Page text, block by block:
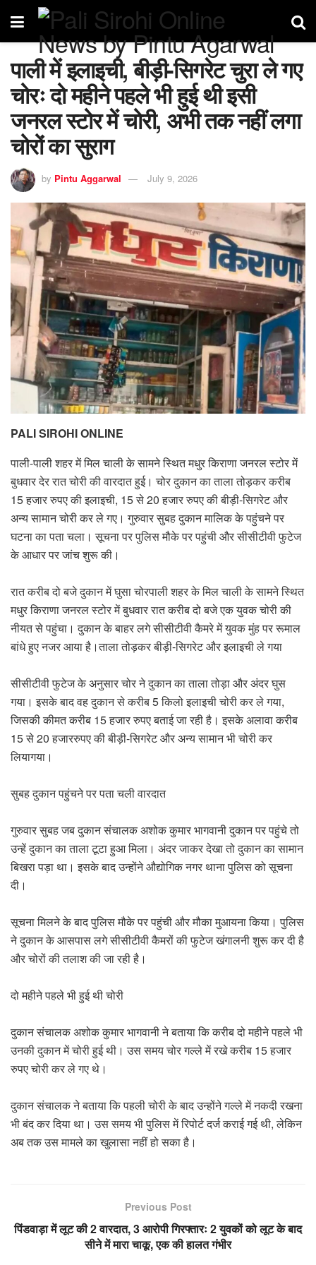
पाली में इलाइची, बीड़ी-सिगरेट चुरा ले गए
चोरः दो महीने पहले भी हुई थी इसी
जनरल स्टोर में चोरी, अभी तक नहीं लगा
चोरों का सुराग
by Pintu Aggarwal July 9, 2026
PALI SIROHI ONLINE
पाली-पाली शहर में मिल चाली के सामने स्थित मधुर किराणा जनरल स्टोर में
बुधवार देर रात चोरी की वारदात हुई। चोर दुकान का ताला तोड़कर करीब
15 हजार रुपए की इलाइची, 15 से 20 हजार रुपए की बीड़ी-सिगरेट और
अन्य सामान चोरी कर ले गए। गुरुवार सुबह दुकान मालिक के पहुंचने पर
घटना का पता चला। सूचना पर पुलिस मौके पर पहुंची और सीसीटीवी फुटेज
के आधार पर जांच शुरू की।
रात करीब दो बजे दुकान में घुसा चोरपाली शहर के मिल चाली के सामने स्थित
मधुर किराणा जनरल स्टोर में बुधवार रात करीब दो बजे एक युवक चोरी की
नीयत से पहुंचा। दुकान के बाहर लगे सीसीटीवी कैमरे में युवक मुंह पर रूमाल
बांधे हुए नजर आया है।ताला तोड़कर बीड़ी-सिगरेट और इलाइची ले गया
सीसीटीवी फुटेज के अनुसार चोर ने दुकान का ताला तोड़ा और अंदर घुस
गया। इसके बाद वह दुकान से करीब 5 किलो इलाइची चोरी कर ले गया,
जिसकी कीमत करीब 15 हजार रुपए बताई जा रही है। इसके अलावा करीब
15 से 20 हजाररुपए की बीड़ी-सिगरेट और अन्य सामान भी चोरी कर
लियागया।
सुबह दुकान पहुंचने पर पता चली वारदात
गुरुवार सुबह जब दुकान संचालक अशोक कुमार भागवानी दुकान पर पहुंचे तो
उन्हें दुकान का ताला टूटा हुआ मिला। अंदर जाकर देखा तो दुकान का सामान
बिखरा पड़ा था। इसके बाद उन्होंने औद्योगिक नगर थाना पुलिस को सूचना
दी।
सूचना मिलने के बाद पुलिस मौके पर पहुंची और मौका मुआयना किया। पुलिस
ने दुकान के आसपास लगे सीसीटीवी कैमरों की फुटेज खंगालनी शुरू कर दी है
और चोरों की तलाश की जा रही है।
दो महीने पहले भी हुई थी चोरी
दुकान संचालक अशोक कुमार भागवानी ने बताया कि करीब दो महीने पहले भी
उनकी दुकान में चोरी हुई थी। उस समय चोर गल्ले में रखे करीब 15 हजार
रुपए चोरी कर ले गए थे।
दुकान संचालक ने बताया कि पहली चोरी के बाद उन्होंने गल्ले में नकदी रखना
भी बंद कर दिया था। उस समय भी पुलिस में रिपोर्ट दर्ज कराई गई थी, लेकिन
अब तक उस मामले का खुलासा नहीं हो सका है।
Previous Post
पिंडवाड़ा में लूट की 2 वारदात, 3 आरोपी गिरफ्तारः 2 युवकों को लूट के बाद
सीने में मारा चाकू, एक की हालत गंभीर